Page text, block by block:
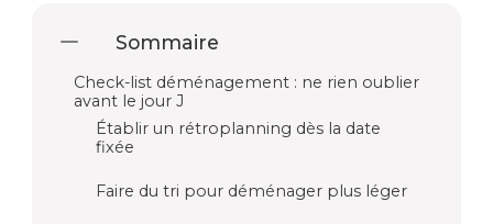
Sommaire
Check-list déménagement : ne rien oublier
avant le jour J
Établir un rétroplanning dès la date
fixée
Faire du tri pour déménager plus léger